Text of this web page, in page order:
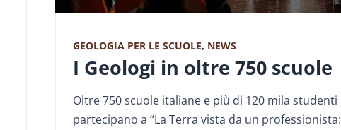
GEOLOGIA PER LE SCUOLE, NEWS
I Geologi in oltre 750 scuole
Oltre 750 scuole italiane e più di 120 mila studenti
partecipano a “La Terra vista da un professionista: